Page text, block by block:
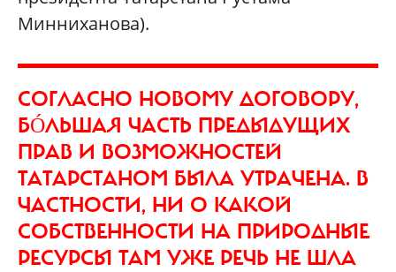
Минниханова).
СОГЛАСНО НОВОМУ ДОГОВОРУ,
БÓЛЬШАЯ ЧАСТЬ ПРЕДЫДУЩИХ
ПРАВ И ВОЗМОЖНОСТЕЙ
ТАТАРСТАНОМ БЫЛА УТРАЧЕНА. В
ЧАСТНОСТИ, НИ О КАКОЙ
СОБСТВЕННОСТИ НА ПРИРОДНЫЕ
РЕСУРСЫ ТАМ УЖЕ РЕЧЬ НЕ ШЛА